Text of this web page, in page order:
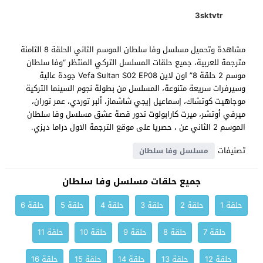
3sktvtr
مشاهدة وتحميل مسلسل وفا سلطان الموسم الثاني الحلقة 8 الثامنة
مترجمة للعربية، جميع حلقات المسلسل التركي المنتظر “وفا سلطان
موسم 2 حلقة 8” اون لاين Vefa Sultan S02 EP08 جودة عالية
وسيرفرات سريعة متنوعة، المسلسل من بطولة نجوم السينما التركية
موجاهيت كوتشاك، إسماعيل إيجي شاشماز، ألبر توردي، عمر توران،
ميرفي أوتشر، ميرت كارابولوت تدور قصة عشق مسلسل وفا سلطان
الموسم 2 الثاني عن ، حصريا على موقع الترجمة الاول دراما ديزي.
تصنيفات
مسلسل وفا سلطان
جميع حلقات مسلسل وفا سلطان
حلقة 1 حلقة 2 حلقة 3 حلقة 4 حلقة 5
حلقة 6
حلقة 7
حلقة 8 حلقة 9 حلقة 10
حلقة 11
حلقة 12
حلقة 13 حلقة 14 حلقة 15 حلقة 16